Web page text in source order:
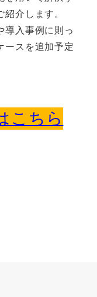
介します。
導入事例に則っ
ースを追加予定
こちら